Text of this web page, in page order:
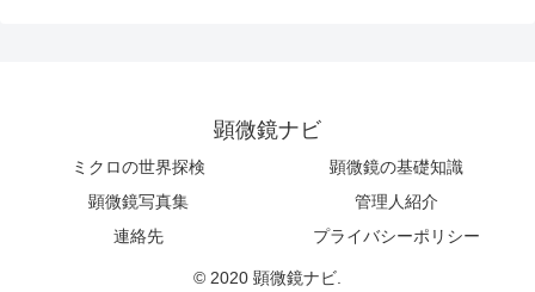
顕微鏡ナビ
ミクロの世界探検
顕微鏡の基礎知識
顕微鏡写真集
管理人紹介
連絡先
プライバシーポリシー
© 2020 顕微鏡ナビ.